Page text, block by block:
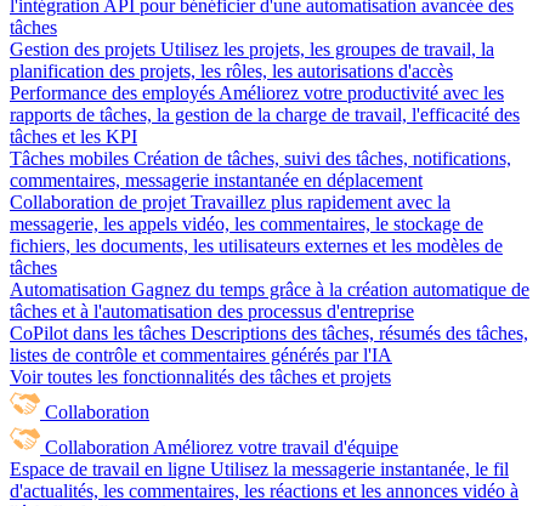
l'intégration API pour bénéficier d'une automatisation avancée des
tâches
Gestion des projets Utilisez les projets, les groupes de travail, la
planification des projets, les rôles, les autorisations d'accès
Performance des employés Améliorez votre productivité avec les
rapports de tâches, la gestion de la charge de travail, l'efficacité des
tâches et les KPI
Tâches mobiles Création de tâches, suivi des tâches, notifications,
commentaires, messagerie instantanée en déplacement
Collaboration de projet Travaillez plus rapidement avec la
messagerie, les appels vidéo, les commentaires, le stockage de
fichiers, les documents, les utilisateurs externes et les modèles de
tâches
Automatisation Gagnez du temps grâce à la création automatique de
tâches et à l'automatisation des processus d'entreprise
CoPilot dans les tâches Descriptions des tâches, résumés des tâches,
listes de contrôle et commentaires générés par l'IA
Voir toutes les fonctionnalités des tâches et projets
Collaboration
Collaboration Améliorez votre travail d'équipe
Espace de travail en ligne Utilisez la messagerie instantanée, le fil
d'actualités, les commentaires, les réactions et les annonces vidéo à